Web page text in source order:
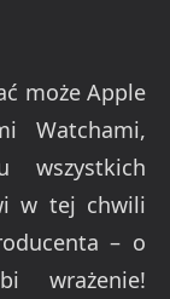
może Apple
Watchami,
wszystkich
w tej chwili
– o
wrażenie!